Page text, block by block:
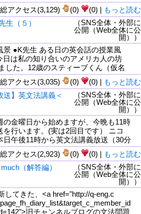
アクセス(3,129) (0) (0) | もっと読む
生（５）
（SNS全体・外部に
公開（Web全体に公
開））
景 ●K先生 ある日の英会話の授業風
日は私の知り合いのアメリカ人の坊
した。12歳のスティーブくん（仮名
アクセス(3,035) (0) (0) | もっと読む
送】英文法講義＜
（SNS全体・外部に
公開（Web全体に公
開））
の金曜日から始めますが、今晩も11時
を行います。(実は2回目です） ニコ
日午後11時から英文法講義放送（30分
アクセス(2,923) (0) (0) | もっと読む
（解答編）
（SNS全体・外部に
公開（Web全体に公
開））
してきた、<a href="http://q-eng.c
旧チャンネルブログの文法問題